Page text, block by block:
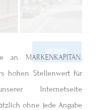
MARKENKAPITÄN.
hohen Stellenwert für
Internetseite
ohne jede Angabe